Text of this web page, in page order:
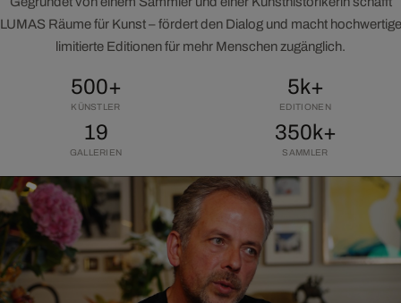
LUMAS Räume für Kunst – fördert den Dialog und macht hochwertige
limitierte Editionen für mehr Menschen zugänglich.
500+
KÜNSTLER
5k+
EDITIONEN
19
GALLERIEN
350k+
SAMMLER